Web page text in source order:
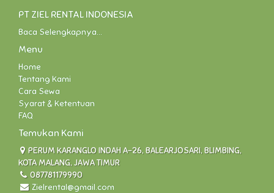
PT ZIEL RENTAL INDONESIA
Baca Selengkapnya...
Menu
Home
Tentang Kami
Cara Sewa
Syarat & Ketentuan
FAQ
Temukan Kami
PERUM KARANGLO INDAH A-26, BALEARJOSARI, BLIMBING,
KOTA MALANG, JAWA TIMUR
087781179990
Zielrental@gmail.com